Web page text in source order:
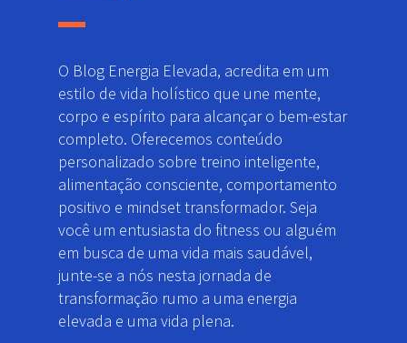
O Blog Energia Elevada, acredita em um
estilo de vida holístico que une mente,
corpo e espírito para alcançar o bem-estar
completo. Oferecemos conteúdo
personalizado sobre treino inteligente,
alimentação consciente, comportamento
positivo e mindset transformador. Seja
você um entusiasta do fitness ou alguém
em busca de uma vida mais saudável,
junte-se a nós nesta jornada de
transformação rumo a uma energia
elevada e uma vida plena.